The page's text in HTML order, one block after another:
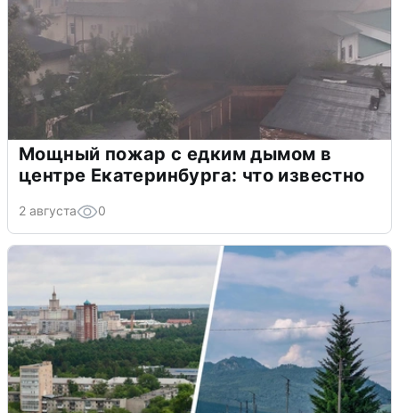
Мощный пожар с едким дымом в
центре Екатеринбурга: что известно
2 августа 0